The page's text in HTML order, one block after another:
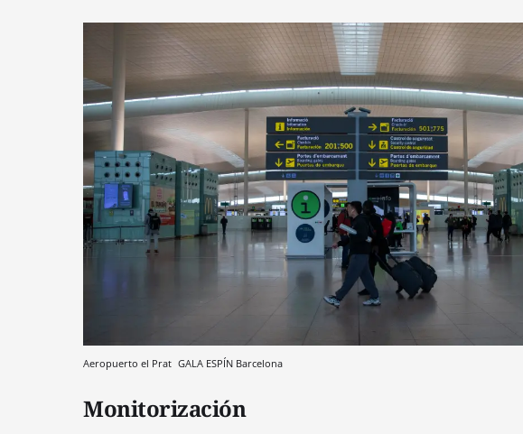
Aeropuerto el Prat GALA ESPÍN Barcelona
Monitorización